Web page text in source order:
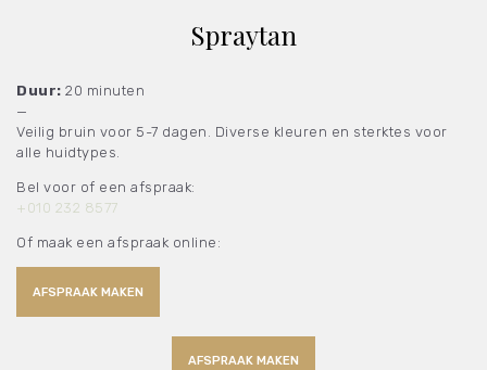
Spraytan
Duur: 20 minuten
—
Veilig bruin voor 5-7 dagen. Diverse kleuren en sterktes voor
alle huidtypes.
Bel voor of een afspraak:
+010 232 8577
Of maak een afspraak online:
AFSPRAAK MAKEN
AFSPRAAK MAKEN